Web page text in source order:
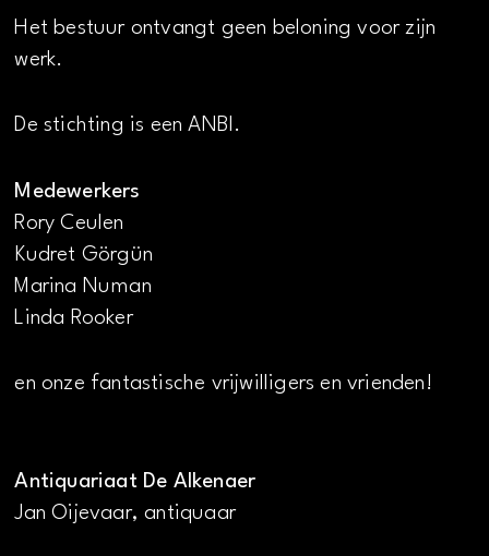
Het bestuur ontvangt geen beloning voor zijn
werk.
De stichting is een ANBI.
Medewerkers
Rory Ceulen
Kudret Görgün
Marina Numan
Linda Rooker
en onze fantastische vrijwilligers en vrienden!
Antiquariaat De Alkenaer
Jan Oijevaar, antiquaar